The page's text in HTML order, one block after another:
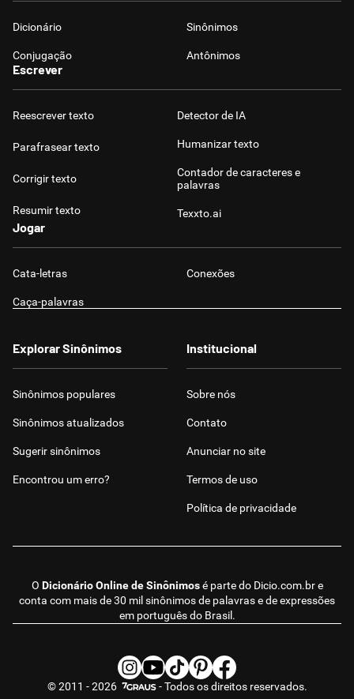
Dicionário Sinônimos
Conjugação Antônimos
Escrever
Reescrever texto
Parafrasear texto
Corrigir texto
Resumir texto
Detector de IA
Humanizar texto
Contador de caracteres e
palavras
Texxto.ai
Jogar
Cata-letras Conexões
Caça-palavras
O Dicionário Online de Sinônimosé parte do Dicio.com.bre
conta com mais de 30 mil sinônimos de palavras e de expressões
em português do Brasil.
Explorar Sinônimos
Sinônimos populares
Sinônimos atualizados
Sugerir sinônimos
Encontrou um erro?
Institucional
Sobre nós
Contato
Anunciar no site
Termos de uso
Política de privacidade
© 2011 - 2026 - Todos os direitos reservados.